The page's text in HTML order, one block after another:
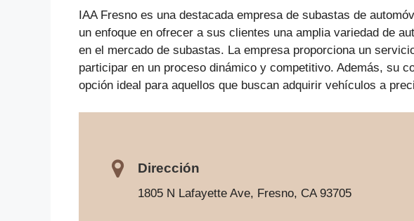
IAA Fresno es una destacada empresa de subastas de
un enfoque en ofrecer a sus clientes una amplia variedad de
en el mercado de subastas. La empresa proporciona un
participar en un proceso dinámico y competitivo. Además, su
opción ideal para aquellos que buscan adquirir vehículos a
Dirección
1805 N Lafayette Ave, Fresno, CA 93705